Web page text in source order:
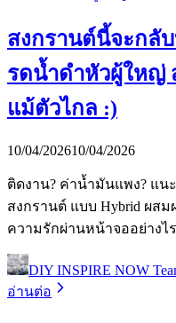
สงกรานต์นี้จะกลั
รดน้ำดำหัวผู้ใหญ่
แม้ตัวไกล :)
10/04/202610/04/2026
ติดงาน? ค่าน้ำมันแพง? แ
สงกรานต์ แบบ Hybrid ผส
ความรักผ่านหน้าจออย่างไ
DIY INSPIRE NOW
อ่านต่อ